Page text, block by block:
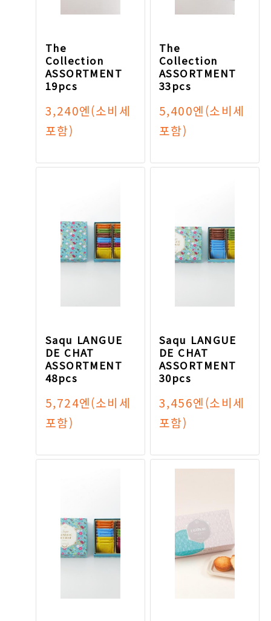
The
Collection
ASSORTMENT
19pcs
3,240엔(소비세
포함)
The
Collection
ASSORTMENT
33pcs
5,400엔(소비세
포함)
Saqu LANGUE
DE CHAT
ASSORTMENT
48pcs
5,724엔(소비세
포함)
Saqu LANGUE
DE CHAT
ASSORTMENT
30pcs
3,456엔(소비세
포함)